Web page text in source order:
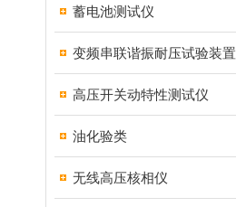
蓄电池测试仪
变频串联谐振耐压试验装置
高压开关动特性测试仪
油化验类
无线高压核相仪